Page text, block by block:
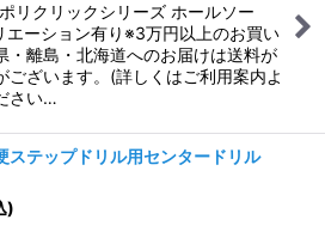
リクリックシリーズ ホールソー
ーション有り※3万円以上のお買い
・離島・北海道へのお届けは送料が
ございます。(詳しくはご利用案内よ
さい…
ステップドリル用センタードリル
)